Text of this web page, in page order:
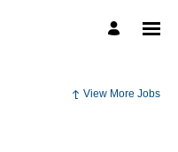
View More Jobs